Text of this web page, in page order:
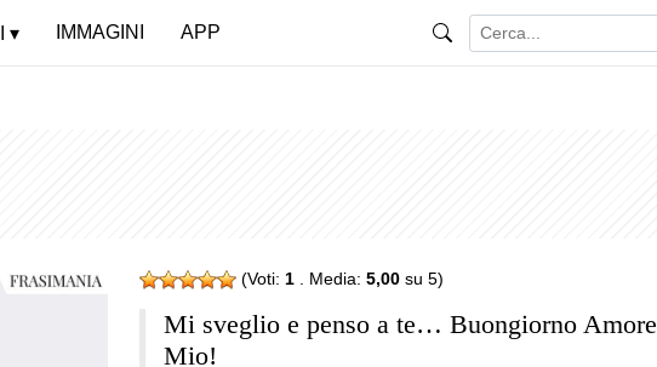
IMMAGINI APP
(Voti: 1 . Media: 5,00 su 5)
Mi sveglio e penso a te… Buongiorno Amore
Mio!